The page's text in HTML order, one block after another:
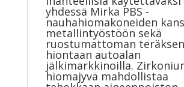
yhdessä Mirka PBS -
nauhahiomakoneiden
metallintyöstöön sekä
ruostumattoman teräksen
hiontaan autoalan
jälkimarkkinoilla.
hiomajyvä mahdollistaa